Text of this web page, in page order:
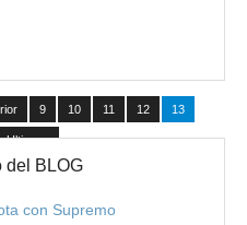
9 10 11 12 13
Ultima »
del BLOG
con Supremo